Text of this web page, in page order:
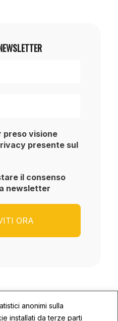
anonimi sulla
installati da terze parti
visione
presente sul
il consenso
newsletter